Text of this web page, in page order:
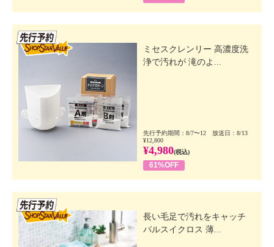
ミセスクレンリー 高濃度洗
浄で汚れが 滝のよ...
先行予約期間：8/7〜12 放送日：8/13
¥12,800
¥4,980(税込)
61%OFF
長い毛足で汚れをキャッチ
パルスイクロス 薄...